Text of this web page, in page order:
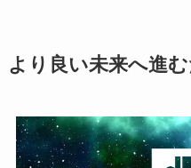
より良い未来へ進